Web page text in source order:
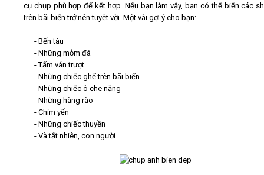
cụ chụp phù hợp để kết hợp. Nếu bạn làm vậy, bạn có thể biến các
trên bãi biển trở nên tuyệt vời. Một vài gợi ý cho bạn:
- Bến tàu
- Những mỏm đá
- Tấm ván trượt
- Những chiếc ghế trên bãi biển
- Những chiếc ô che nắng
- Những hàng rào
- Chim yến
- Những chiếc thuyền
- Và tất nhiên, con người